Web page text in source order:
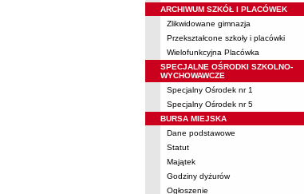
ARCHIWUM SZKÓŁ I PLACÓWEK
Zlikwidowane gimnazja
Przekształcone szkoły i placówki
Wielofunkcyjna Placówka
SPECJALNE OŚRODKI SZKOLNO-
WYCHOWAWCZE
Specjalny Ośrodek nr 1
Specjalny Ośrodek nr 5
BURSA MIEJSKA
Dane podstawowe
Statut
Majątek
Godziny dyżurów
Ogłoszenie